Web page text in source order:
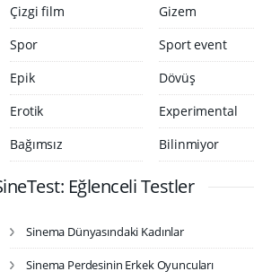
Çizgi film
Gizem
Spor
Sport event
Epik
Dövüş
Erotik
Experimental
Bağımsız
Bilinmiyor
Eğlenceli Testler
Sinema Dünyasındaki Kadınlar
Sinema Perdesinin Erkek Oyuncuları